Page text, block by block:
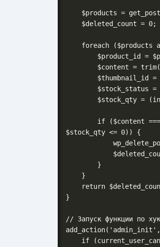
$stock_qty <= 0)) {
}
// Запуск функции по